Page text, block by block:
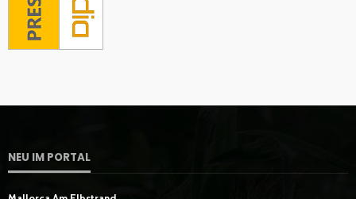
NEU IM PORTAL